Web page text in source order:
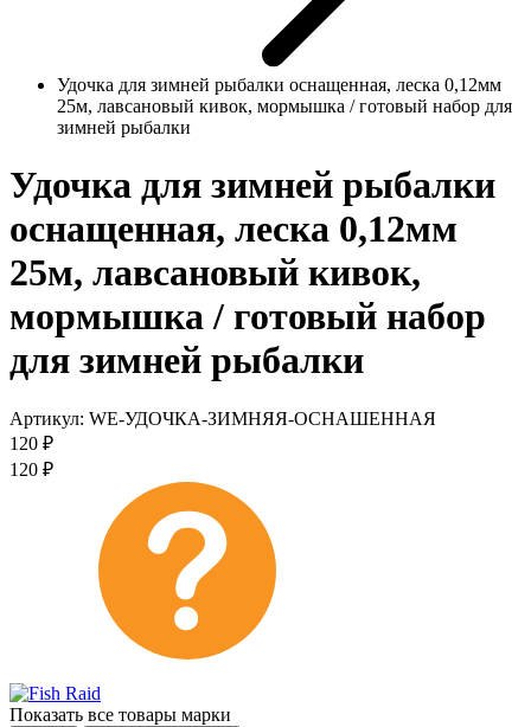
Удочка для зимней рыбалки оснащенная, леска 0,12мм
25м, лавсановый кивок, мормышка / готовый набор для
зимней рыбалки
Удочка для зимней рыбалки
оснащенная, леска 0,12мм
25м, лавсановый кивок,
мормышка / готовый набор
для зимней рыбалки
Артикул: WE-УДОЧКА-ЗИМНЯЯ-ОСНАШЕННАЯ
120 ₽
120 ₽
Показать все товары марки